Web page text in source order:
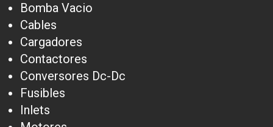
Bomba Vacio
Cables
Cargadores
Contactores
Conversores Dc-Dc
Fusibles
Inlets